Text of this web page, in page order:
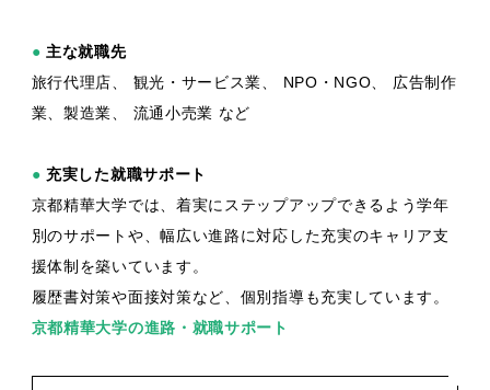
● 主な就職先
旅行代理店、 観光・サービス業、 NPO・NGO、 広告制作
業、製造業、 流通小売業 など
● 充実した就職サポート
京都精華大学では、着実にステップアップできるよう学年
別のサポートや、幅広い進路に対応した充実のキャリア支
援体制を築いています。
履歴書対策や面接対策など、個別指導も充実しています。
京都精華大学の進路・就職サポート